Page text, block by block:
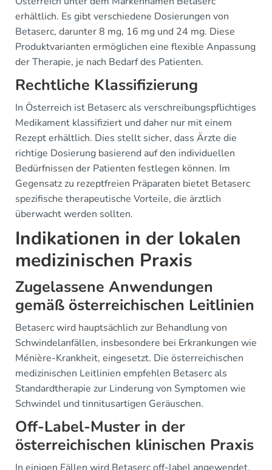
erhältlich. Es gibt verschiedene Dosierungen von
Betaserc, darunter 8 mg, 16 mg und 24 mg. Diese
Produktvarianten ermöglichen eine flexible Anpassung
der Therapie, je nach Bedarf des Patienten.
Rechtliche Klassifizierung
In Österreich ist Betaserc als verschreibungspflichtiges
Medikament klassifiziert und daher nur mit einem
Rezept erhältlich. Dies stellt sicher, dass Ärzte die
richtige Dosierung basierend auf den individuellen
Bedürfnissen der Patienten festlegen können. Im
Gegensatz zu rezeptfreien Präparaten bietet Betaserc
spezifische therapeutische Vorteile, die ärztlich
überwacht werden sollten.
Indikationen in der lokalen
medizinischen Praxis
Zugelassene Anwendungen
gemäß österreichischen Leitlinien
Betaserc wird hauptsächlich zur Behandlung von
Schwindelanfällen, insbesondere bei Erkrankungen wie
Ménière-Krankheit, eingesetzt. Die österreichischen
medizinischen Leitlinien empfehlen Betaserc als
Standardtherapie zur Linderung von Symptomen wie
Schwindel und tinnitusartigen Geräuschen.
Off-Label-Muster in der
österreichischen klinischen Praxis